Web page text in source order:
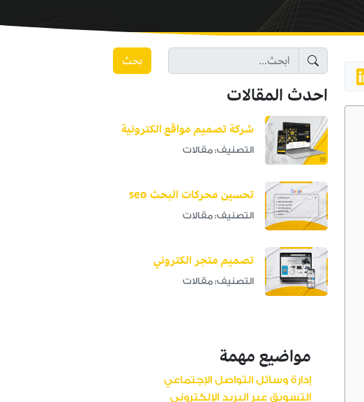
بحث
احدث المقالات
شركة تصميم مواقع الكترونية
التصنيف: مقالات
تحسين محركات البحث seo
التصنيف: مقالات
تصميم متجر الكتروني
التصنيف: مقالات
مواضيع مهمة
إدارة وسائل التواصل الإجتماعي
التسويق عبر البريد الإلكتروني